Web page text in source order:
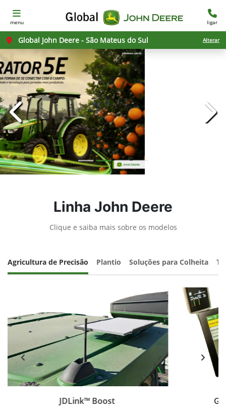
menu ligar
Global John Deere - São Mateus do Sul Alterar
templates.template-
Clique e saiba mais sobre os modelos
G5Plus Universal™